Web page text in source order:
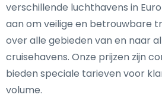
verschillende luchthavens in
aan om veilige en betrouwbare
over alle gebieden van en naar
cruisehavens. Onze prijzen zijn
bieden speciale tarieven voor
volume.